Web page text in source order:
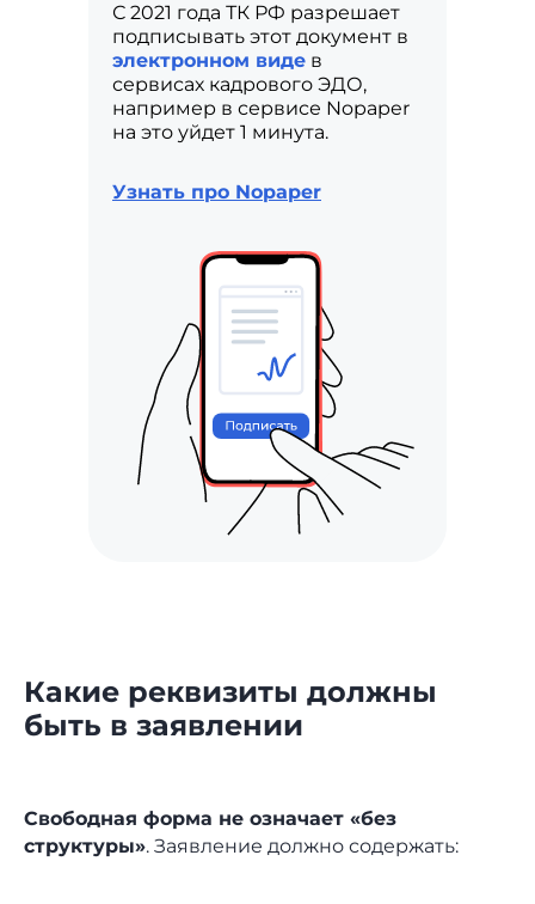
С 2021 года ТК РФ разрешает
подписывать этот документ в
электронном виде в
сервисах кадрового ЭДО,
например в сервисе Nopaper
на это уйдет 1 минута.
Узнать про Nopaper
Какие реквизиты должны
быть в заявлении
Свободная форма не означает «без
структуры». Заявление должно содержать: